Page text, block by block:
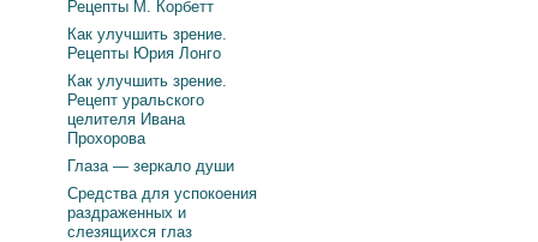
Рецепты М. Корбетт
Как улучшить зрение.
Рецепты Юрия Лонго
Как улучшить зрение.
Рецепт уральского
целителя Ивана
Прохорова
Глаза — зеркало души
Средства для успокоения
раздраженных и
слезящихся глаз